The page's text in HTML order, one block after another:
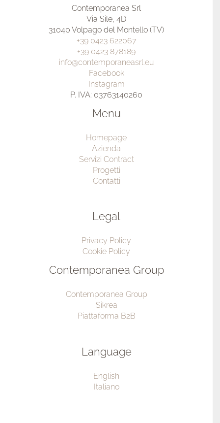
Contemporanea Srl
Via Sile, 4D
31040 Volpago del Montello (TV)
+39 0423 622067
+39 0423 878189
info@contemporaneasrl.eu
Facebook
Instagram
P. IVA: 03763140260
Menu
Homepage
Azienda
Servizi Contract
Progetti
Contatti
Legal
Privacy Policy
Cookie Policy
Contemporanea Group
Contemporanea Group
Sikrea
Piattaforma B2B
Language
English
Italiano